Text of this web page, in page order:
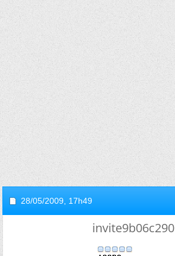
28/05/2009, 17h49
invite9b06c290